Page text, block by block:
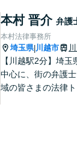
の喜びです。お困り
早めにご相談くださ
全個室対応】
本村 晋介 弁護
本村法律事務所
埼玉県|川越市
【川越駅2分】埼玉
中心に、街の弁護
域の皆さまの法律ト